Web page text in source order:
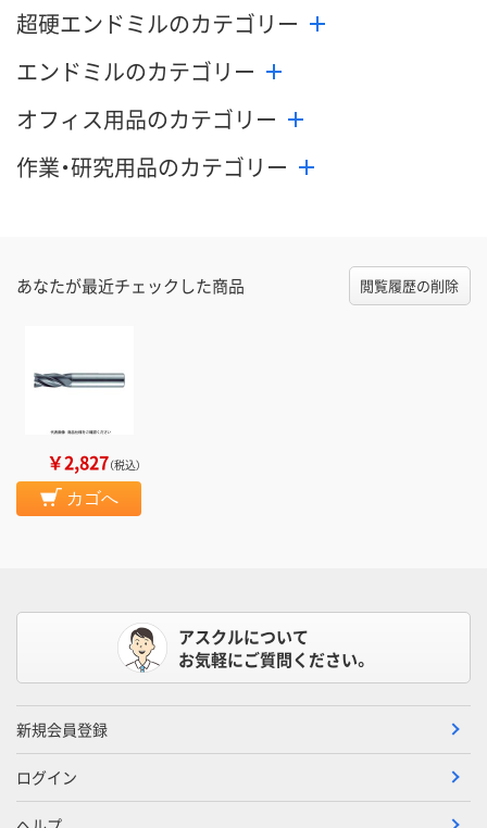
超硬エンドミルのカテゴリー
エンドミルのカテゴリー
オフィス用品のカテゴリー
作業・研究用品のカテゴリー
あなたが最近チェックした商品 閲覧履歴の削除
￥2,827（税込）
カゴへ
アスクルについて
お気軽にご質問ください。
新規会員登録
ログイン